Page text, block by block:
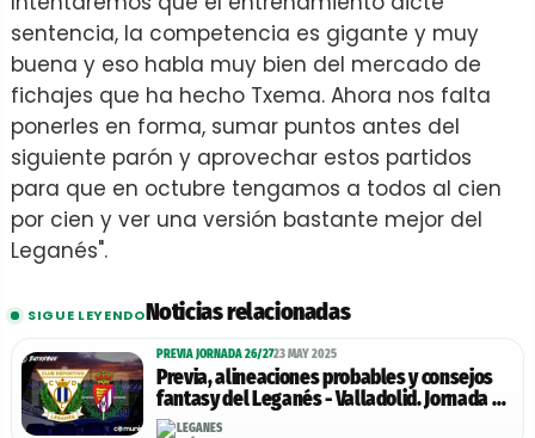
sentencia, la competencia es gigante y muy
buena y eso habla muy bien del mercado de
fichajes que ha hecho Txema. Ahora nos falta
ponerles en forma, sumar puntos antes del
siguiente parón y aprovechar estos partidos
para que en octubre tengamos a todos al cien
por cien y ver una versión bastante mejor del
Leganés".
SIGUE LEYENDONoticias relacionadas
PREVIA JORNADA 26/2723 MAY 2025
Previa, alineaciones probables y consejos
fantasy del Leganés - Valladolid. Jornada 38
de LaLiga.
LEGANÉS